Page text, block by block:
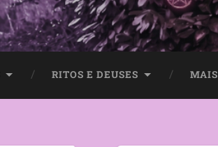
RITOS E DEUSES MAIS